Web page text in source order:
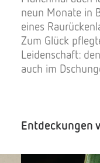
neun Monate in
eines
Zum Glück
Leidenschaft:
auch im
Entdeckungen